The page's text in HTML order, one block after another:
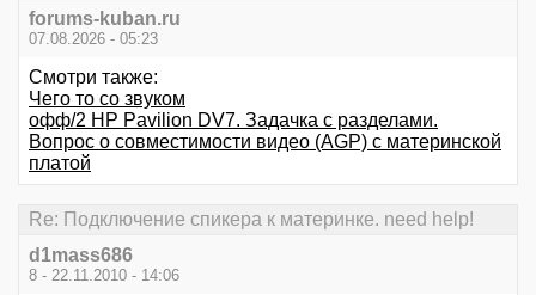
forums-kuban.ru
07.08.2026 - 05:23
Смотри также:
Чего то со звуком
офф/2 HP Pavilion DV7. Задачка с разделами.
Вопрос о совместимости видео (AGP) с материнской
платой
Re: Подключение спикера к материнке. need help!
d1mass686
8 - 22.11.2010 - 14:06